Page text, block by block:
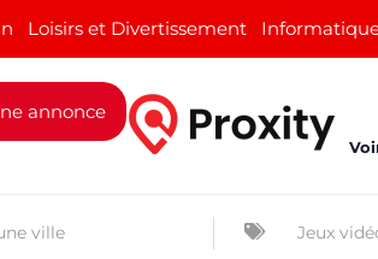
Loisirs et Divertissement
annonce